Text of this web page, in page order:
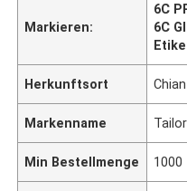
Markieren:
6C
6C
Herkunftsort Chian
Markenname
Min Bestellmenge 1000